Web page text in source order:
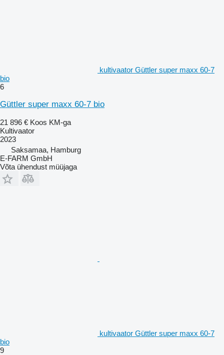
kultivaator Güttler super maxx 60-7
bio
6
Güttler super maxx 60-7 bio
21 896 € Koos KM-ga
Kultivaator
2023
Saksamaa, Hamburg
E-FARM GmbH
Võta ühendust müüjaga
kultivaator Güttler super maxx 60-7
bio
9